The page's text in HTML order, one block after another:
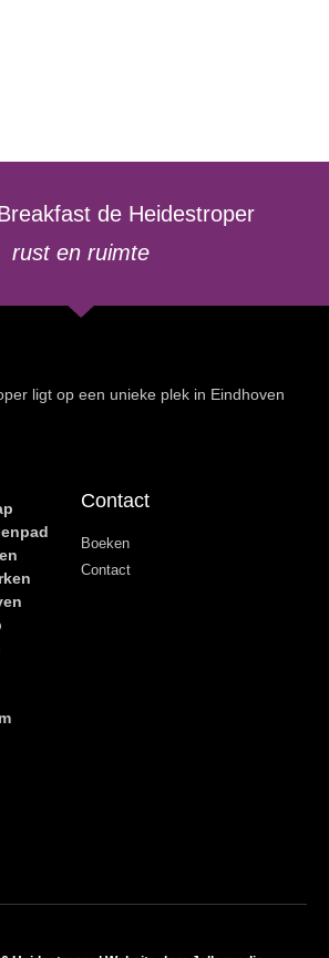
de Heidestroper
rust en ruimte
ligt op een unieke plek in Eindhoven
Contact
Boeken
Contact